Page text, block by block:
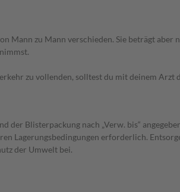
Mann zu Mann verschieden. Sie beträgt aber
zu vollenden, solltest du mit deinem Arzt
der Blisterpackung nach „Verw. bis“
Lagerungsbedingungen erforderlich.
der Umwelt bei.